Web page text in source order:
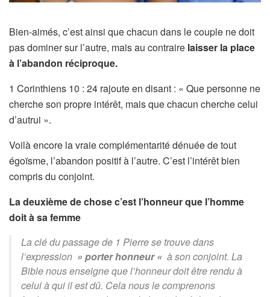
Bien-aimés, c’est ainsi que chacun dans le couple ne doit
pas dominer sur l’autre, mais au contraire laisser la place
à l’abandon réciproque.
1 Corinthiens 10 : 24 rajoute en disant : « Que personne ne
cherche son propre intérêt, mais que chacun cherche celui
d’autrui ».
Voilà encore la vraie complémentarité dénuée de tout
égoïsme, l’abandon positif à l’autre. C’est l’intérêt bien
compris du conjoint.
La deuxième de chose c’est l’honneur que l’homme
doit à sa femme
La clé du passage de 1 Pierre se trouve dans
l’expression » porter honneur « à son conjoint. La
Bible nous enseigne que l’honneur doit être rendu à
celui à qui il est dû. Cela nous le comprenons